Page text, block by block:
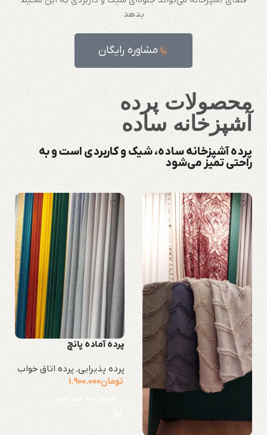
بدهد
مشاوره رایگان
محصولات پرده
آشپزخانه ساده
پرده آشپزخانه ساده، شیک و کاربردی است و به
راحتی تمیز می‌شود
پرده آماده پانچ
پرده پذیرایی, پرده اتاق خواب
تومان1.900.000
افزودن به سبد خرید